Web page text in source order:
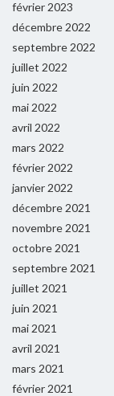
février 2023
décembre 2022
septembre 2022
juillet 2022
juin 2022
mai 2022
avril 2022
mars 2022
février 2022
janvier 2022
décembre 2021
novembre 2021
octobre 2021
septembre 2021
juillet 2021
juin 2021
mai 2021
avril 2021
mars 2021
février 2021